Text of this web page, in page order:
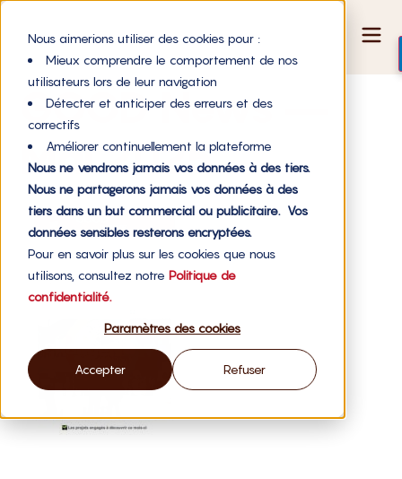
Nous aimerions utiliser des cookies pour :
Mieux comprendre le comportement de nos
utilisateurs lors de leur navigation
Détecter et anticiper des erreurs et des
correctifs
Améliorer continuellement la plateforme
Nous ne vendrons jamais vos données à des tiers.
Nous ne partagerons jamais vos données à des
tiers dans un but commercial ou publicitaire. Vos
données sensibles resterons encryptées.
Pour en savoir plus sur les cookies que nous
utilisons, consultez notre Politique de
confidentialité.
Paramètres des cookies
Accepter Refuser
GOOD News –
Mai 2025